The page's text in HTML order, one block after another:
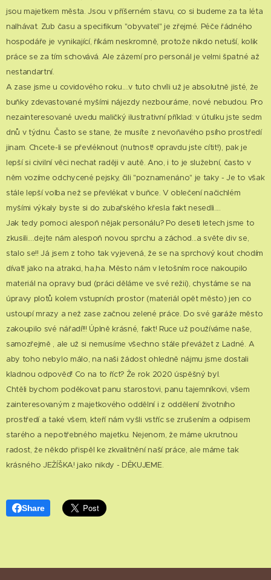
jsou majetkem města. Jsou v příšerném stavu, co si budeme za ta léta
nalhávat. Zub času a specifikum "obyvatel" je zřejmé. Péče řádného
hospodáře je vynikající, říkám neskromně, protože nikdo netuší, kolik
práce se za tím schovává. Ale zázemí pro personál je velmi špatné až
nestandartní.
A zase jsme u covidového roku....v tuto chvíli už je absolutně jisté, že
buňky zdevastované myšími nájezdy nezbouráme, nové nebudou. Pro
nezainteresované uvedu maličký ilustrativní příklad: v útulku jste sedm
dnů v týdnu. Často se stane, že musíte z nevoňavého psího prostředí
jinam. Chcete-li se převléknout (nutnost! opravdu jste cítit!), pak je
lepší si civilní věci nechat raději v autě. Ano, i to je služební, často v
něm vozíme odchycené pejsky, čili "poznamenáno" je taky - Je to však
stále lepší volba než se převlékat v buňce. V oblečení načichlém
myšími výkaly byste si do zubařského křesla fakt nesedli....
Jak tedy pomoci alespoň nějak personálu? Po deseti letech jsme to
zkusili....dejte nám alespoň novou sprchu a záchod...a světe div se,
stalo se!! Já jsem z toho tak vyjevená, že se na sprchový kout chodím
dívat! jako na atrakci, ha,ha. Město nám v letošním roce nakoupilo
materiál na opravy bud (práci děláme ve své režii), chystáme se na
úpravy plotů kolem vstupních prostor (materiál opět město) jen co
ustoupí mrazy a než zase začnou zelené práce. Do své garáže město
zakoupilo své nářadí!!! Úplně krásné, fakt! Ruce už používáme naše,
samozřejmě , ale už si nemusíme všechno stále převážet z Ladné. A
aby toho nebylo málo, na naši žádost ohledně nájmu jsme dostali
kladnou odpověď! Co na to říct? Že rok 2020 úspěšný byl.
Chtěli bychom poděkovat panu starostovi, panu tajemníkovi, všem
zainteresovaným z majetkového oddělní i z oddělení životního
prostředí a také všem, kteří nám vyšli vstříc se zrušením a odpisem
starého a nepotřebného majetku. Nejenom, že máme ukrutnou
radost, že někdo přispěl ke zkvalitnění naší práce, ale máme tak
krásného JEŽÍŠKA! jako nikdy - DĚKUJEME.
Share